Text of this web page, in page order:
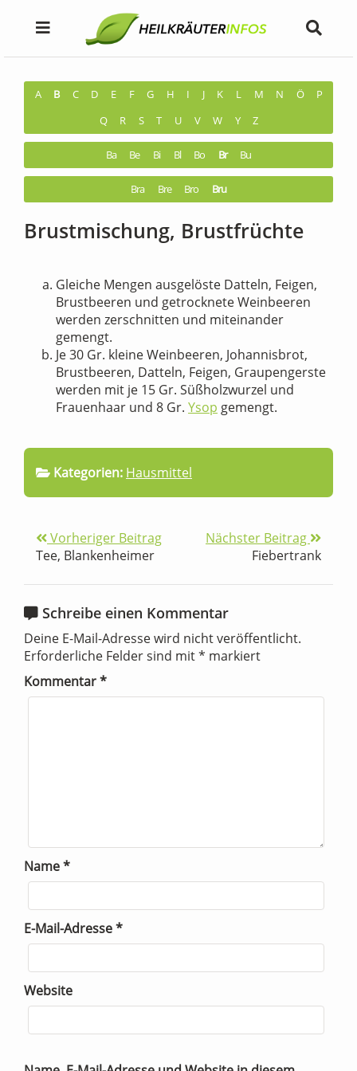
A B C D E F G H I J K L M N Ö
P
Q
R S T U V W Y Z
Ba Be Bi Bl Bo Br Bu
Bra Bre Bro Bru
Brustmischung, Brustfrüchte
Gleiche Mengen ausgelöste Datteln, Feigen,
Brustbeeren und getrocknete Weinbeeren
werden zerschnitten und miteinander
gemengt.
Je 30 Gr. kleine Weinbeeren, Johannisbrot,
Brustbeeren, Datteln, Feigen, Graupengerste
werden mit je 15 Gr. Süßholzwurzel und
Frauenhaar und 8 Gr. Ysop gemengt.
Kategorien: Hausmittel
Vorheriger Beitrag
Tee, Blankenheimer
Nächster Beitrag
Fiebertrank
Schreibe einen Kommentar
Deine E-Mail-Adresse wird nicht veröffentlicht.
Erforderliche Felder sind mit* markiert
Kommentar*
Name*
E-Mail-Adresse*
Website